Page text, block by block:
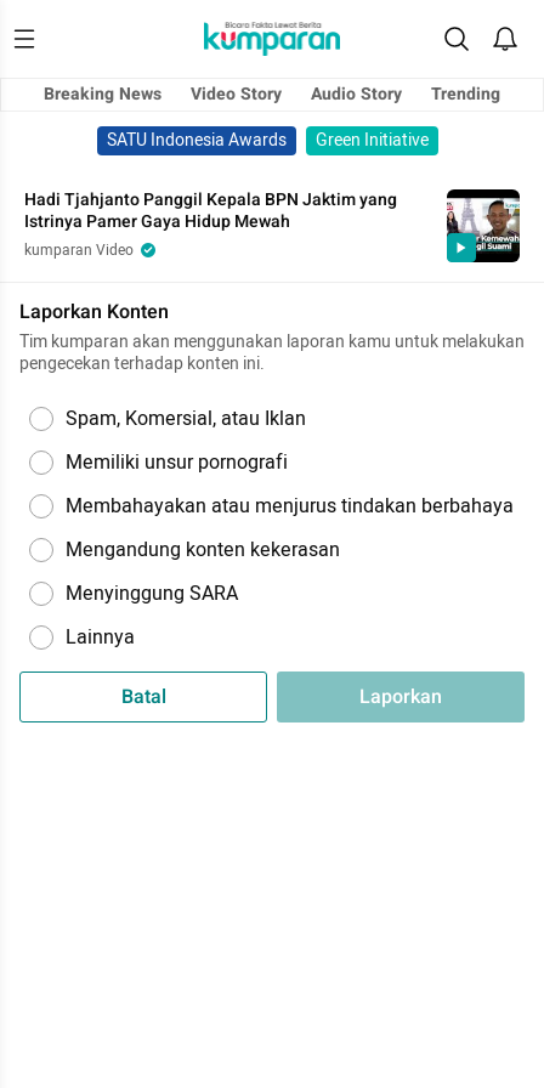
Breaking News Video Story Audio Story
Trending
SATU Indonesia Awards
Green Initiative
Hadi Tjahjanto Panggil Kepala BPN Jaktim yang
Istrinya Pamer Gaya Hidup Mewah
kumparan Video
Laporkan Konten
Tim kumparan akan menggunakan laporan kamu untuk melakukan
pengecekan terhadap konten ini.
Spam, Komersial, atau Iklan
Memiliki unsur pornografi
Membahayakan atau menjurus tindakan berbahaya
Mengandung konten kekerasan
Menyinggung SARA
Lainnya
Batal Laporkan